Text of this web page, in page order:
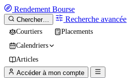
Rendement Bourse
Chercher… Recherche avancée
Courtiers
Placements
Calendriers
Articles
Accéder à mon compte